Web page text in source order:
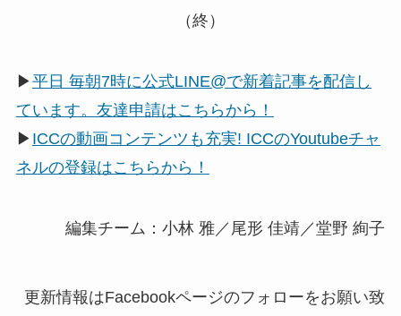
（終）
▶平日 毎朝7時に公式LINE@で新着記事を配信し
ています。友達申請はこちらから！
▶ ICCの動画コンテンツも充実! ICCのYoutubeチャ
ネルの登録はこちらから！
編集チーム：小林 雅／尾形 佳靖／堂野 絢子